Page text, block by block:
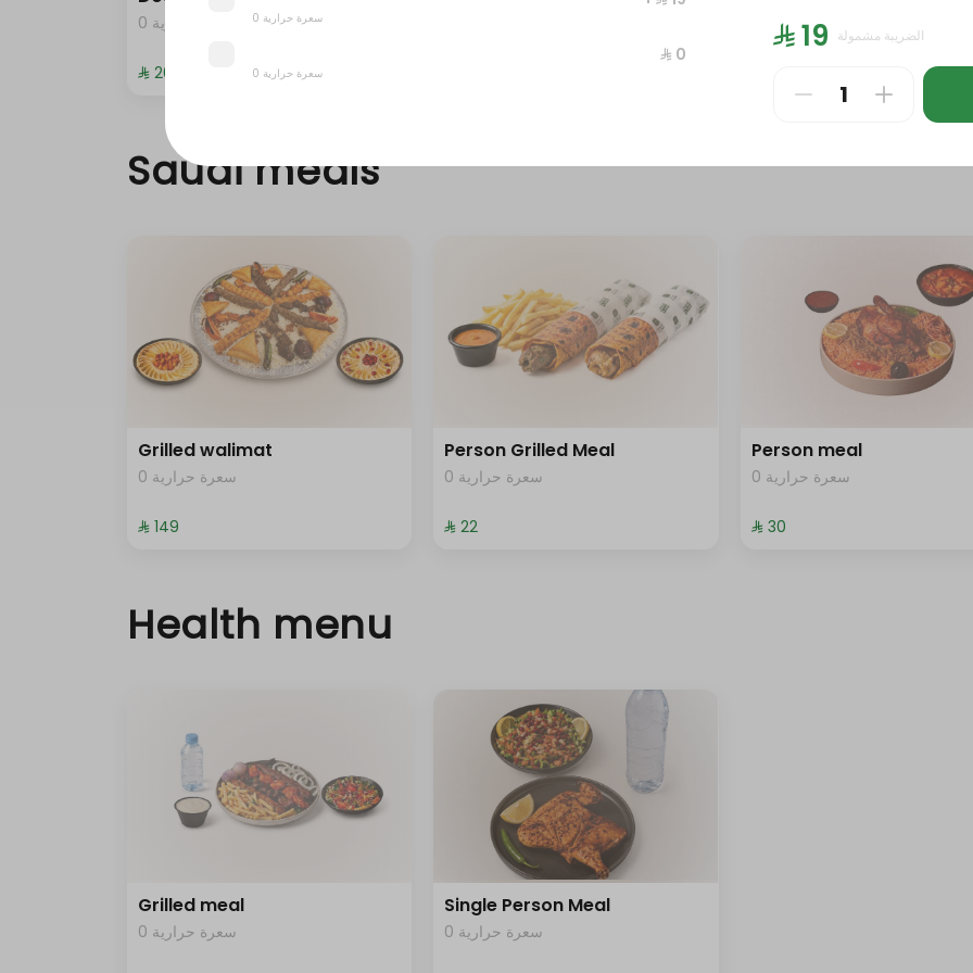
0 سعرة حرارية
⁨⁦‪‬ 20⁩
0 سعرة حرارية
Saudi meals
Grilled walimat
0 سعرة حرارية
⁨⁦‪‬ 149⁩
Person Grilled Meal
0 سعرة حرارية
⁨⁦‪‬ 22⁩
Person meal
0 سعرة حرارية
⁨⁦‪‬ 30⁩
Health menu
Grilled meal
0 سعرة حرارية
Single Person Meal
0 سعرة حرارية
0 سعرة حرارية
⁨⁦‪‬ 0⁩
0 سعرة حرارية
⁨⁦‪‬ 19⁩ الضريبة مشمولة